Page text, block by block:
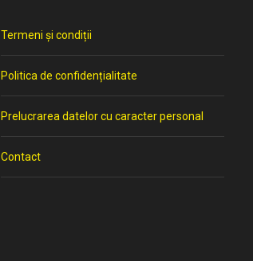
Termeni și condiții
Politica de confidențialitate
Prelucrarea datelor cu caracter personal
Contact